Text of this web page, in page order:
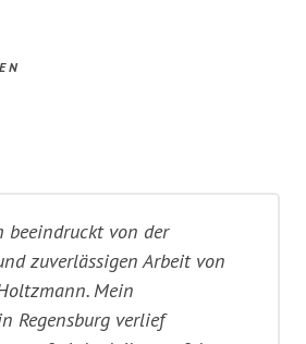
von der
zuverlässigen Arbeit von
Mein
Regensburg verlief